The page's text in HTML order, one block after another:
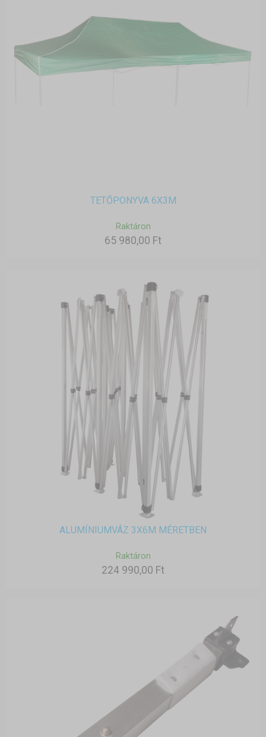
TETŐPONYVA 6X3M
Raktáron
65 980,00 Ft
ALUMÍNIUMVÁZ 3X6M MÉRETBEN
Raktáron
224 990,00 Ft